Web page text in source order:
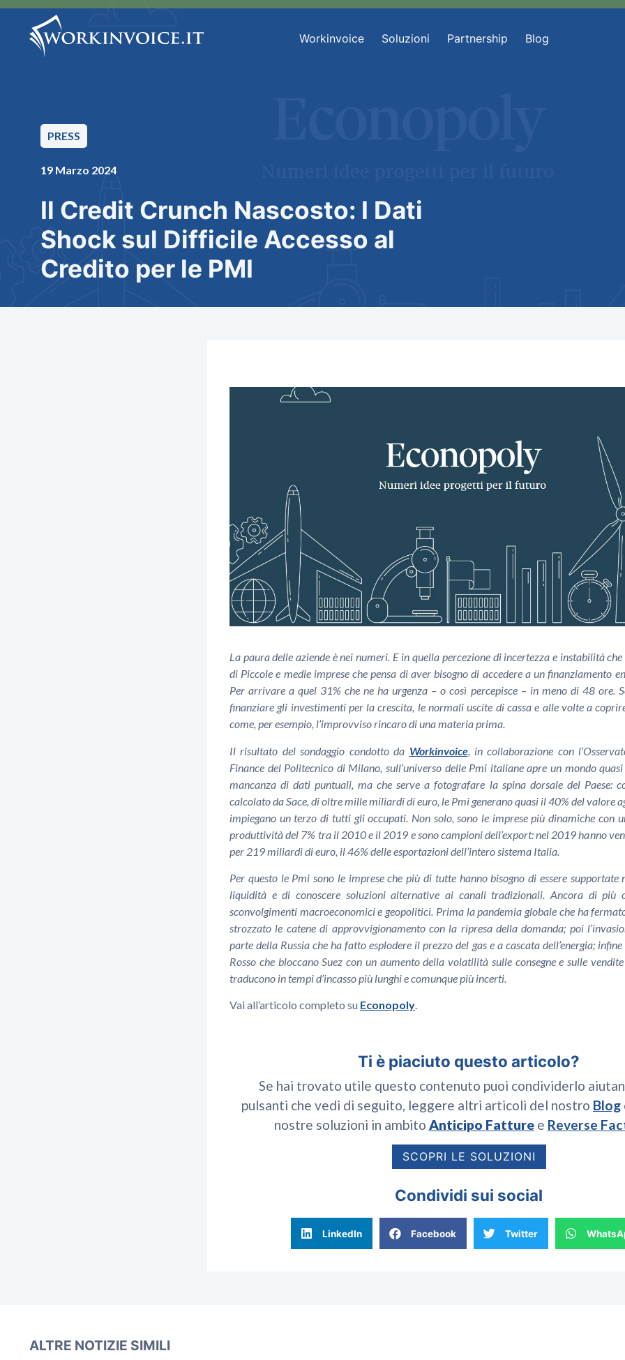
Workinvoice Soluzioni Partnership Blog
PRESS
19 Marzo 2024
Il Credit Crunch Nascosto: I Dati
Shock sul Difficile Accesso al
Credito per le PMI
La paura delle aziende è nei numeri. E in quella percezione di incertezza e instabilità
di Piccole e medie imprese che pensa di aver bisogno di accedere a un finanziamento
Per arrivare a quel 31% che ne ha urgenza – o così percepisce – in meno di 48 ore.
finanziare gli investimenti per la crescita, le normali uscite di cassa e alle volte a
come, per esempio, l’improvviso rincaro di una materia prima.
Il risultato del sondaggio condotto da Workinvoice, in collaborazione con
Finance del Politecnico di Milano, sull’universo delle Pmi italiane apre un mondo
mancanza di dati puntuali, ma che serve a fotografare la spina dorsale del Paese:
calcolato da Sace, di oltre mille miliardi di euro, le Pmi generano quasi il 40% del valore
impiegano un terzo di tutti gli occupati. Non solo, sono le imprese più dinamiche con
produttività del 7% tra il 2010 e il 2019 e sono campioni dell’export: nel 2019 hanno
per 219 miliardi di euro, il 46% delle esportazioni dell’intero sistema Italia.
Per questo le Pmi sono le imprese che più di tutte hanno bisogno di essere supportate
liquidità e di conoscere soluzioni alternative ai canali tradizionali. Ancora di più
sconvolgimenti macroeconomici e geopolitici. Prima la pandemia globale che ha
strozzato le catene di approvvigionamento con la ripresa della domanda; poi
parte della Russia che ha fatto esplodere il prezzo del gas e a cascata dell’energia;
Rosso che bloccano Suez con un aumento della volatilità sulle consegne e sulle
traducono in tempi d’incasso più lunghi e comunque più incerti.
Vai all’articolo completo su Econopoly.
Ti è piaciuto questo articolo?
Se hai trovato utile questo contenuto puoi condividerlo
pulsanti che vedi di seguito, leggere altri articoli del nostro Blog
nostre soluzioni in ambito Anticipo Fatturee Reverse
SCOPRI LE SOLUZIONI
Condividi sui social
LinkedIn Facebook Twitter
ALTRE NOTIZIE SIMILI